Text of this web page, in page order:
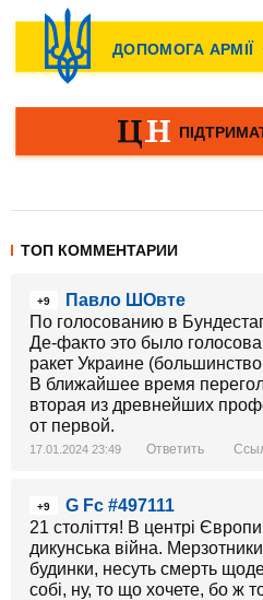
ТОП КОММЕНТАРИИ
+9
Павло ШОвте
По голосованию в
Де-факто это было
ракет Украине
В ближайшее время
вторая из древнейших
от первой.
17.01.2024 23:49 Ответить
+9
G Fc #497111
21 століття! В центрі
дикунська війна.
будинки, несуть смерть
собі, ну, то що хочете, бо ж